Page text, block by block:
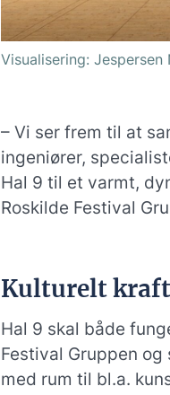
Visualisering: Jespersen
– Vi ser frem til at
ingeniører,
Hal 9 til et varmt,
Roskilde Festival
Kulturelt
Hal 9 skal både
Festival Gruppen
med rum til bl.a.